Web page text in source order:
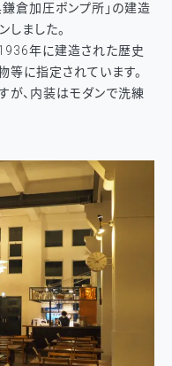
倉加圧ポンプ所」の建造
ました。
年に建造された歴史
に指定されています。
が、内装はモダンで洗練